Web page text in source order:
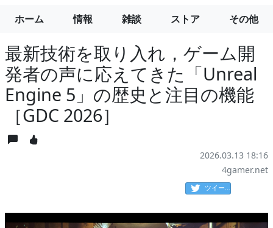
ホーム 情報 雑談 ストア その他
最新技術を取り入れ，ゲーム開
発者の声に応えてきた「Unreal
Engine 5」の歴史と注目の機能
［GDC 2026］
2026.03.13 18:16
4gamer.net
ツイート